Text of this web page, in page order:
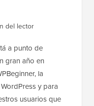
del lector
a punto de
gran año en
la
y para
usuarios que